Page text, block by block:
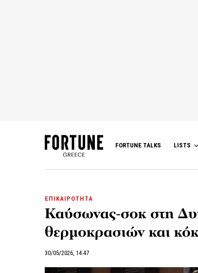
FORTUNE TALKS LISTS
ΕΠΙΚΑΙΡΟΤΗΤΑ
Καύσωνας-σοκ στη
θερμοκρασιών και
30/05/2026, 14:47